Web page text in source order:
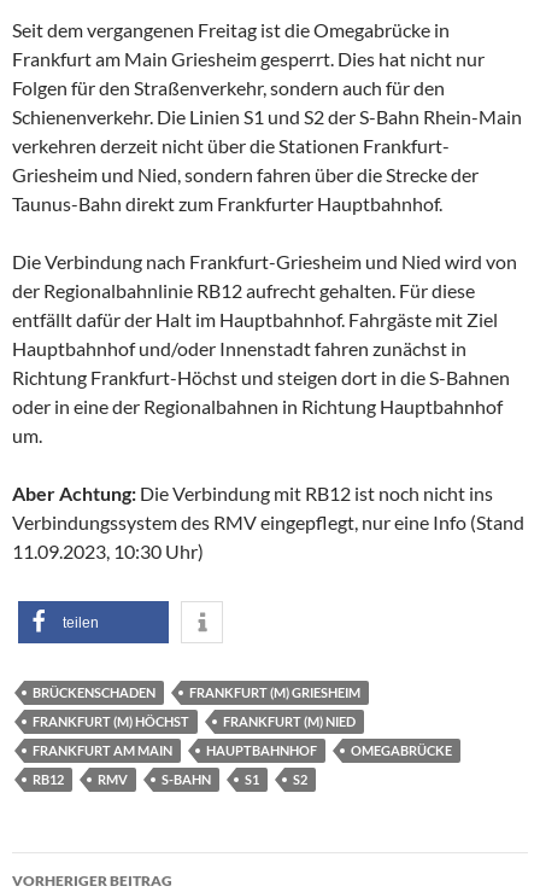
Seit dem vergangenen Freitag ist die Omegabrücke in
Frankfurt am Main Griesheim gesperrt. Dies hat nicht nur
Folgen für den Straßenverkehr, sondern auch für den
Schienenverkehr. Die Linien S1 und S2 der S-Bahn Rhein-Main
verkehren derzeit nicht über die Stationen Frankfurt-
Griesheim und Nied, sondern fahren über die Strecke der
Taunus-Bahn direkt zum Frankfurter Hauptbahnhof.
Die Verbindung nach Frankfurt-Griesheim und Nied wird von
der Regionalbahnlinie RB12 aufrecht gehalten. Für diese
entfällt dafür der Halt im Hauptbahnhof. Fahrgäste mit Ziel
Hauptbahnhof und/oder Innenstadt fahren zunächst in
Richtung Frankfurt-Höchst und steigen dort in die S-Bahnen
oder in eine der Regionalbahnen in Richtung Hauptbahnhof
um.
Aber Achtung: Die Verbindung mit RB12 ist noch nicht ins
Verbindungssystem des RMV eingepflegt, nur eine Info (Stand
11.09.2023, 10:30 Uhr)
teilen
BRÜCKENSCHADEN
FRANKFURT (M) GRIESHEIM
FRANKFURT (M) HÖCHST
FRANKFURT (M) NIED
FRANKFURT AM MAIN
HAUPTBAHNHOF
OMEGABRÜCKE
RB12
RMV S-BAHN S1 S2
Beitragsnavigation
VORHERIGER BEITRAG